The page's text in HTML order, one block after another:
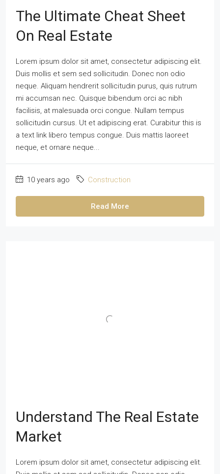
The Ultimate Cheat Sheet
On Real Estate
Lorem ipsum dolor sit amet, consectetur adipiscing elit.
Duis mollis et sem sed sollicitudin. Donec non odio
neque. Aliquam hendrerit sollicitudin purus, quis rutrum
mi accumsan nec. Quisque bibendum orci ac nibh
facilisis, at malesuada orci congue. Nullam tempus
sollicitudin cursus. Ut et adipiscing erat. Curabitur this is
a text link libero tempus congue. Duis mattis laoreet
neque, et ornare neque...
10 years ago Construction
Read More
Understand The Real Estate
Market
Lorem ipsum dolor sit amet, consectetur adipiscing elit.